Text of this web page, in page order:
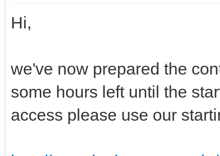
Hi,
we've now prepared the
some hours left until the
access please use our